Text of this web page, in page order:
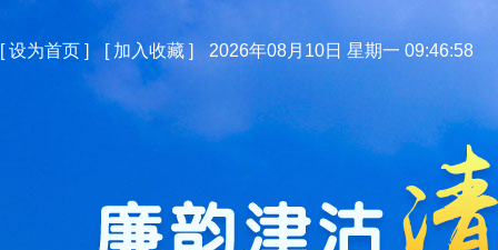
[设为首页 ] [ 加入收藏 ] 2026年08月10日 星期一 09:46:58